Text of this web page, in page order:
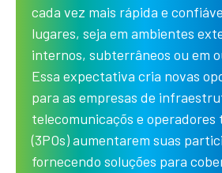
cada vez mais rápida e
lugares, seja em ambientes
internos, subterrâneos ou em
Essa expectativa cria novas
para as empresas de
telecomunicaçõs e operadores
(3POs) aumentarem suas
fornecendo soluções para